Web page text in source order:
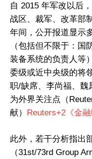
首頁 研究項目
請訂閱《問
问道研究所致力于复兴
通的桥梁。我们根植于
自 2015 年军改以后
战区、裁军、改革部
年间，公开报道显示
（包括但不限于：国
装备系统的负责人等
委级或近中央级的将
职/缺席、李尚福、魏
为外界关注点（
献）
Reuters+2《金
此外，若干分析指出
（31st/73rd Group